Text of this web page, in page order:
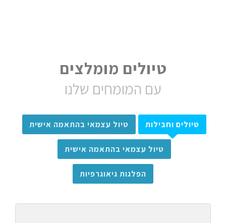
טיולים מומלצים
עם המומחים שלנו
טיולים וחבילות טיול עצמאי בהתאמה אישית
טיול עצמאי בהתאמה אישית
הפלגות גיאוגרפיות